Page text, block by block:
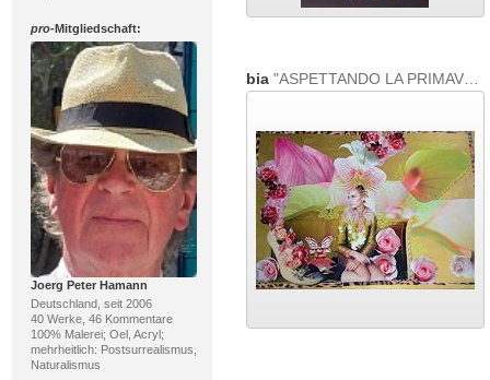
pro-Mitgliedschaft:
Joerg Peter Hamann
Deutschland, seit 2006
40 Werke, 46 Kommentare
100% Malerei; Oel, Acryl;
mehrheitlich: Postsurrealismus,
Naturalismus
bia"ASPETTANDO LA PRIMAVERA..."